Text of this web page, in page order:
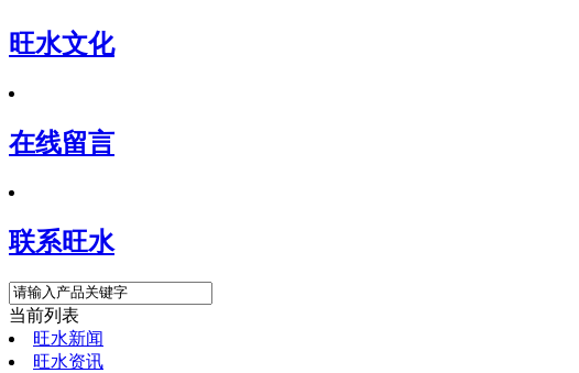
旺水文化
在线留言
联系旺水
当前列表
旺水新闻
旺水资讯